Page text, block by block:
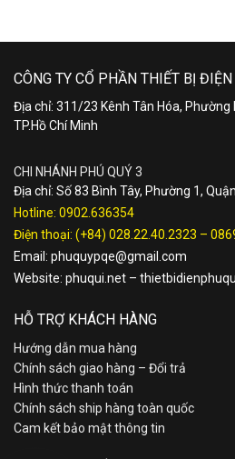
CÔNG TY CỔ PHẦN THIẾT BỊ
Địa chỉ: 311/23 Kênh Tân Hóa, Phường
TP.Hồ Chí Minh
CHI NHÁNH PHÚ QUÝ 3
Địa chỉ: Số 83 Bình Tây, Phường 1,
Hotline: 0902.636354
Điện thoại: (+84) 028.22.40.2323 –
Email: phuquypqe@gmail.com
Website: phuqui.net –
HỖ TRỢ KHÁCH HÀNG
Hướng dẫn mua hàng
Chính sách giao hàng – Đổi trả
Hình thức thanh toán
Chính sách ship hàng toàn quốc
Cam kết bảo mật thông tin